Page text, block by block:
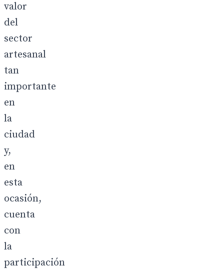
valor
del
sector
artesanal
tan
importante
en
la
ciudad
y,
en
esta
ocasión,
cuenta
con
la
participación